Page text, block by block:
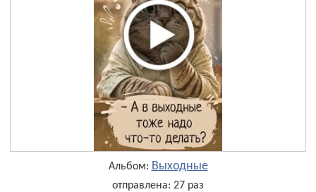
Альбом: Выходные
отправлена: 27 раз